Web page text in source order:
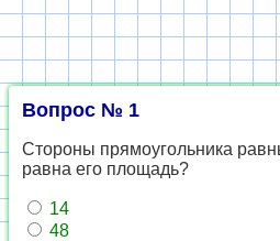
Вопрос № 1
Стороны прямоугольника
равна его площадь?
14
48